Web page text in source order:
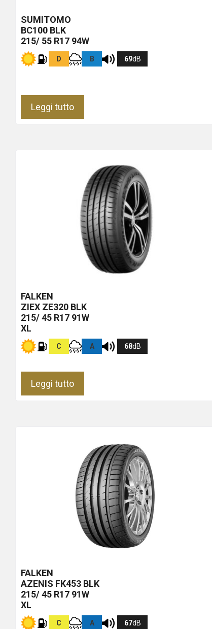
SUMITOMO
BC100 BLK
215/ 55 R17 94W
D B 69dB
Leggi tutto
FALKEN
ZIEX ZE320 BLK
215/ 45 R17 91W
XL
C A 68dB
Leggi tutto
FALKEN
AZENIS FK453 BLK
215/ 45 R17 91W
XL
C A 67dB